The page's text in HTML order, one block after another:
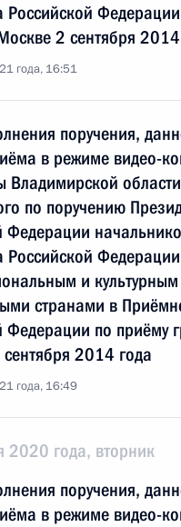
Российской
2 сентября
года, 16:51
поручения,
в режиме видео-
Владимирской
по поручению
Федерации
Российской Федерации
и
странами в
Федерации по приёму
2014 года
года, 16:49
2020 года, вторник
поручения,
в режиме видео-